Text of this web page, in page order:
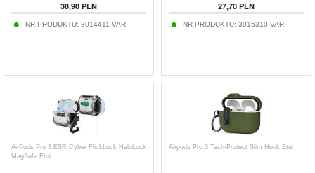
38,90 PLN
NR PRODUKTU: 3014411-VAR
27,70 PLN
NR PRODUKTU: 3015310-VAR
AirPods Pro 3 ESR Cyber FlickLock HaloLock
MagSafe Etui
Airpods Pro 3 Tech-Protect Slim Hook Etui